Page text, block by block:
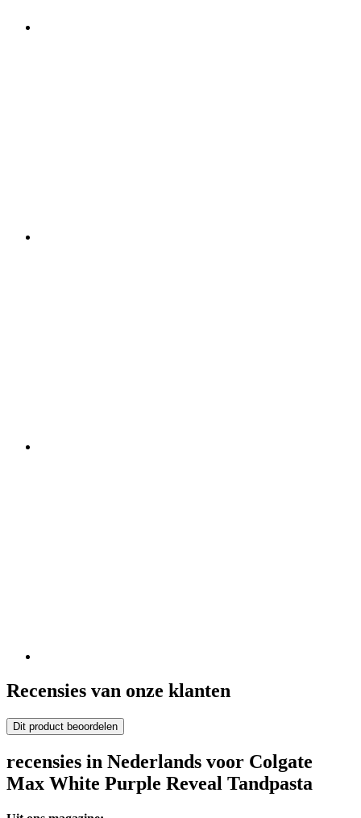
Recensies van onze klanten
Dit product beoordelen
recensies in Nederlands voor Colgate
Max White Purple Reveal Tandpasta